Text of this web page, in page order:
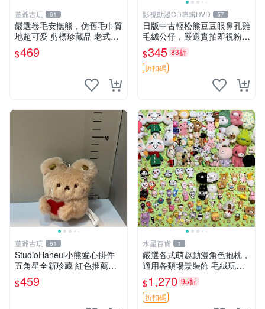
董爺古玩 61
嚴選卷毛安撫熊，仿舊毛巾質
地超可愛 剪標珍藏品 老式毛
巾質地 安撫熊 款式
$469
影視動漫CD專輯DVD 57
日版中古輕松熊豆豆眼鼻孔雞
毛絨公仔，嚴選實拍即視粉絲
必買 公仔紙箱氣泡膜精心包
裝快速發貨 輕松熊 公仔 雞毛
絨
$345 83折
折扣碼
董爺古玩 61
StudioHaneul小熊愛心掛件
五角星全新珍藏 紅色推薦收
藏 玩具掛飾 掛件 新品
$459
水星百貨 1
嚴選各式萌趣動漫角色抱枕，
適用各類場景裝飾 毛絨玩
具、卡通抱枕、趣味玩偶
$1,270 95折
折扣碼